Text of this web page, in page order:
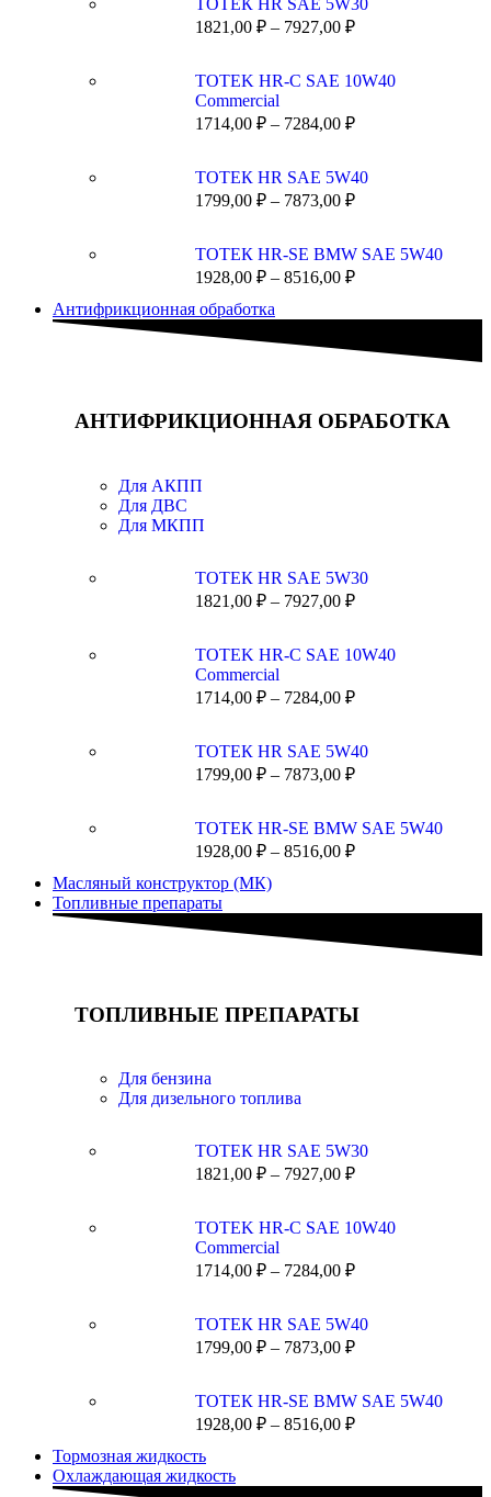
ТОТЕК HR SAE 5W30
1821,00 ₽ – 7927,00 ₽
TOTEK HR-C SAE 10W40
Commercial
1714,00 ₽ – 7284,00 ₽
ТОТЕК HR SAE 5W40
1799,00 ₽ – 7873,00 ₽
ТОТЕК HR-SE BMW SAE 5W40
1928,00 ₽ – 8516,00 ₽
Антифрикционная обработка
АНТИФРИКЦИОННАЯ ОБРАБОТКА
Для АКПП
Для ДВС
Для МКПП
ТОТЕК HR SAE 5W30
1821,00 ₽ – 7927,00 ₽
TOTEK HR-C SAE 10W40
Commercial
1714,00 ₽ – 7284,00 ₽
ТОТЕК HR SAE 5W40
1799,00 ₽ – 7873,00 ₽
ТОТЕК HR-SE BMW SAE 5W40
1928,00 ₽ – 8516,00 ₽
Масляный конструктор (МК)
Топливные препараты
ТОПЛИВНЫЕ ПРЕПАРАТЫ
Для бензина
Для дизельного топлива
ТОТЕК HR SAE 5W30
1821,00 ₽ – 7927,00 ₽
TOTEK HR-C SAE 10W40
Commercial
1714,00 ₽ – 7284,00 ₽
ТОТЕК HR SAE 5W40
1799,00 ₽ – 7873,00 ₽
ТОТЕК HR-SE BMW SAE 5W40
1928,00 ₽ – 8516,00 ₽
Тормозная жидкость
Охлаждающая жидкость